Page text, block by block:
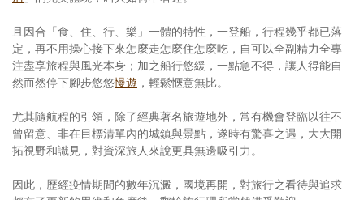
活動實況記錄
媒體報導一覽
合作與代言
訂閱電子報
且因合「食、住、行、樂」一體的特性，一登船，行程幾乎都已落
定，再不用操心接下來怎麼走怎麼住怎麼吃，自可以全副精力全專
注盡享旅程與風光本身；加之船行悠緩，一點急不得，讓人得能自
然而然停下腳步悠悠慢遊 ，輕鬆愜意無比。
尤其隨航程的引領，除了經典著名旅遊地外，常有機會登臨以往不
曾留意、非在目標清單內的城鎮與景點，遂時有驚喜之遇，大大開
拓視野和識見，對資深旅人來說更具無邊吸引力。
因此，歷經疫情期間的數年沉澱，國境再開，對旅行之看待與追求